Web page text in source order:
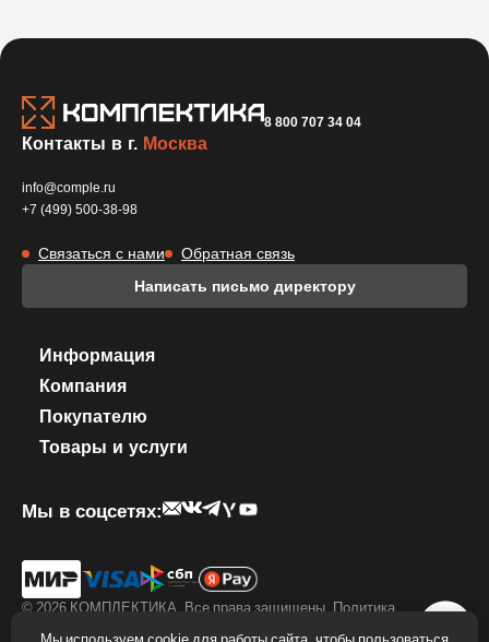
8 800 707 34 04
Написать письмо директору
Информация
Компания
Покупателю
Товары и услуги
Контакты в г. Москва
info@comple.ru
+7 (499) 500-38-98
Связаться с нами Обратная связь
© 2026 КОМПЛЕКТИКА. Все права защищены. Политика
Мы в соцсетях: